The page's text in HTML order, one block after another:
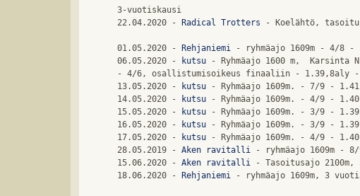
3-vuotiskausi
22.04.2020 - Radical Trotters - Koelähtö,
01.05.2020 - Rehjaniemi
- ryhmäajo 1609m - 4/8
06.05.2020 -
kutsu - Ryhmäajo 1600 m,  Karsinta
- 4/6, osallistumisoikeus finaaliin - 1.39,8aly -
13.05.2020 -
kutsu - Ryhmäajo 1609m. - 7/9 -
14.05.2020 -
kutsu - Ryhmäajo 1609m. - 4/9 -
15.05.2020 -
kutsu - Ryhmäajo 1609m. - 3/9 -
16.05.2020 -
kutsu - Ryhmäajo 1609m. - 3/9 -
17.05.2020 -
kutsu - Ryhmäajo 1609m. - 4/9 -
28.05.2019 - Aken ravitalli
- ryhmäajo 1609m -
15.06.2020 - Aken ravitalli
- Tasoitusajo
18.06.2020 - Rehjaniemi - ryhmäajo 1609m, 3